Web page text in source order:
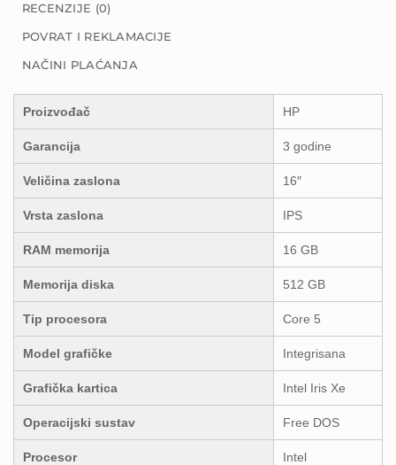
RECENZIJE (0)
POVRAT I REKLAMACIJE
NAČINI PLAĆANJA
Proizvođač HP
Garancija 3 godine
Veličina zaslona 16″
Vrsta zaslona IPS
RAM memorija 16 GB
Memorija diska 512 GB
Tip procesora Core 5
Model grafičke Integrisana
Grafička kartica Intel Iris Xe
Operacijski sustav Free DOS
Procesor Intel